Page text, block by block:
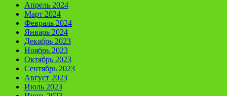
Апрель 2024
Март 2024
Февраль 2024
Январь 2024
Декабрь 2023
Ноябрь 2023
Октябрь 2023
Сентябрь 2023
Август 2023
Июль 2023